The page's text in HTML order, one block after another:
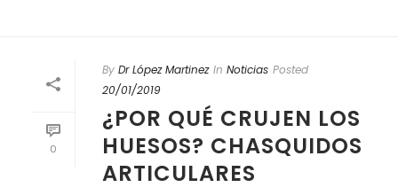
0
By Dr López Martinez In Noticias Posted
20/01/2019
¿POR QUÉ CRUJEN LOS
HUESOS? CHASQUIDOS
ARTICULARES